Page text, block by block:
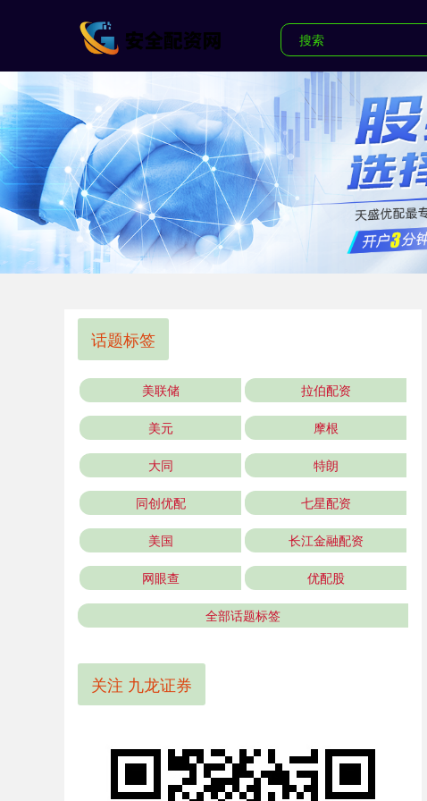
话题标签
美联储 拉伯配资
美元 摩根
大同 特朗
同创优配 七星配资
美国 长江金融配资
网眼查 优配股
全部话题标签
关注 九龙证券